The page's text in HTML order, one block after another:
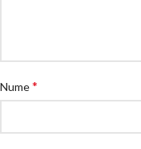
Nume*